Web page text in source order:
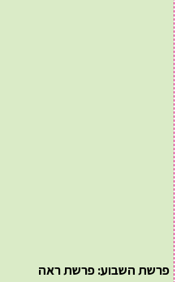
פרשת השבוע: פרשת ראה